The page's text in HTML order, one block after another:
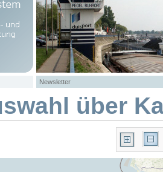
Newsletter
über